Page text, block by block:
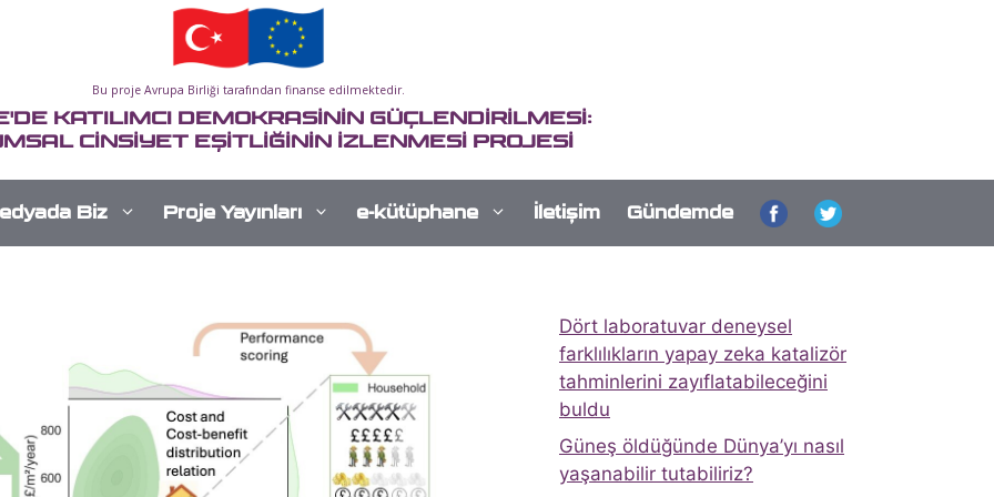
Bu proje Avrupa Birliği tarafından finanse edilmektedir.
KATILIMCI DEMOKRASİNİN GÜÇLENDİRİLMESİ:
CİNSİYET EŞİTLİĞİNİN İZLENMESİ PROJESİ
Biz Proje Yayınları e-kütüphane İletişim Gündemde
Dört laboratuvar deneysel
farklılıkların yapay zeka katalizör
tahminlerini zayıflatabileceğini
buldu
Güneş öldüğünde Dünya’yı nasıl
yaşanabilir tutabiliriz?